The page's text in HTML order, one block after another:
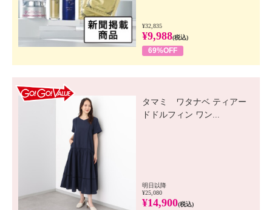
¥32,835
¥9,988(税込)
69%OFF
タマミ ワタナベ ティアー
ドドルフィン ワン...
明日以降
¥25,080
¥14,900(税込)